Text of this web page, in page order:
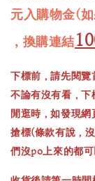
元入購物金(
，換購連結
下標前，請先閱覽
不論有沒有看，
閒逛時，如發現
搶標(條款有說，
們沒po上來的都